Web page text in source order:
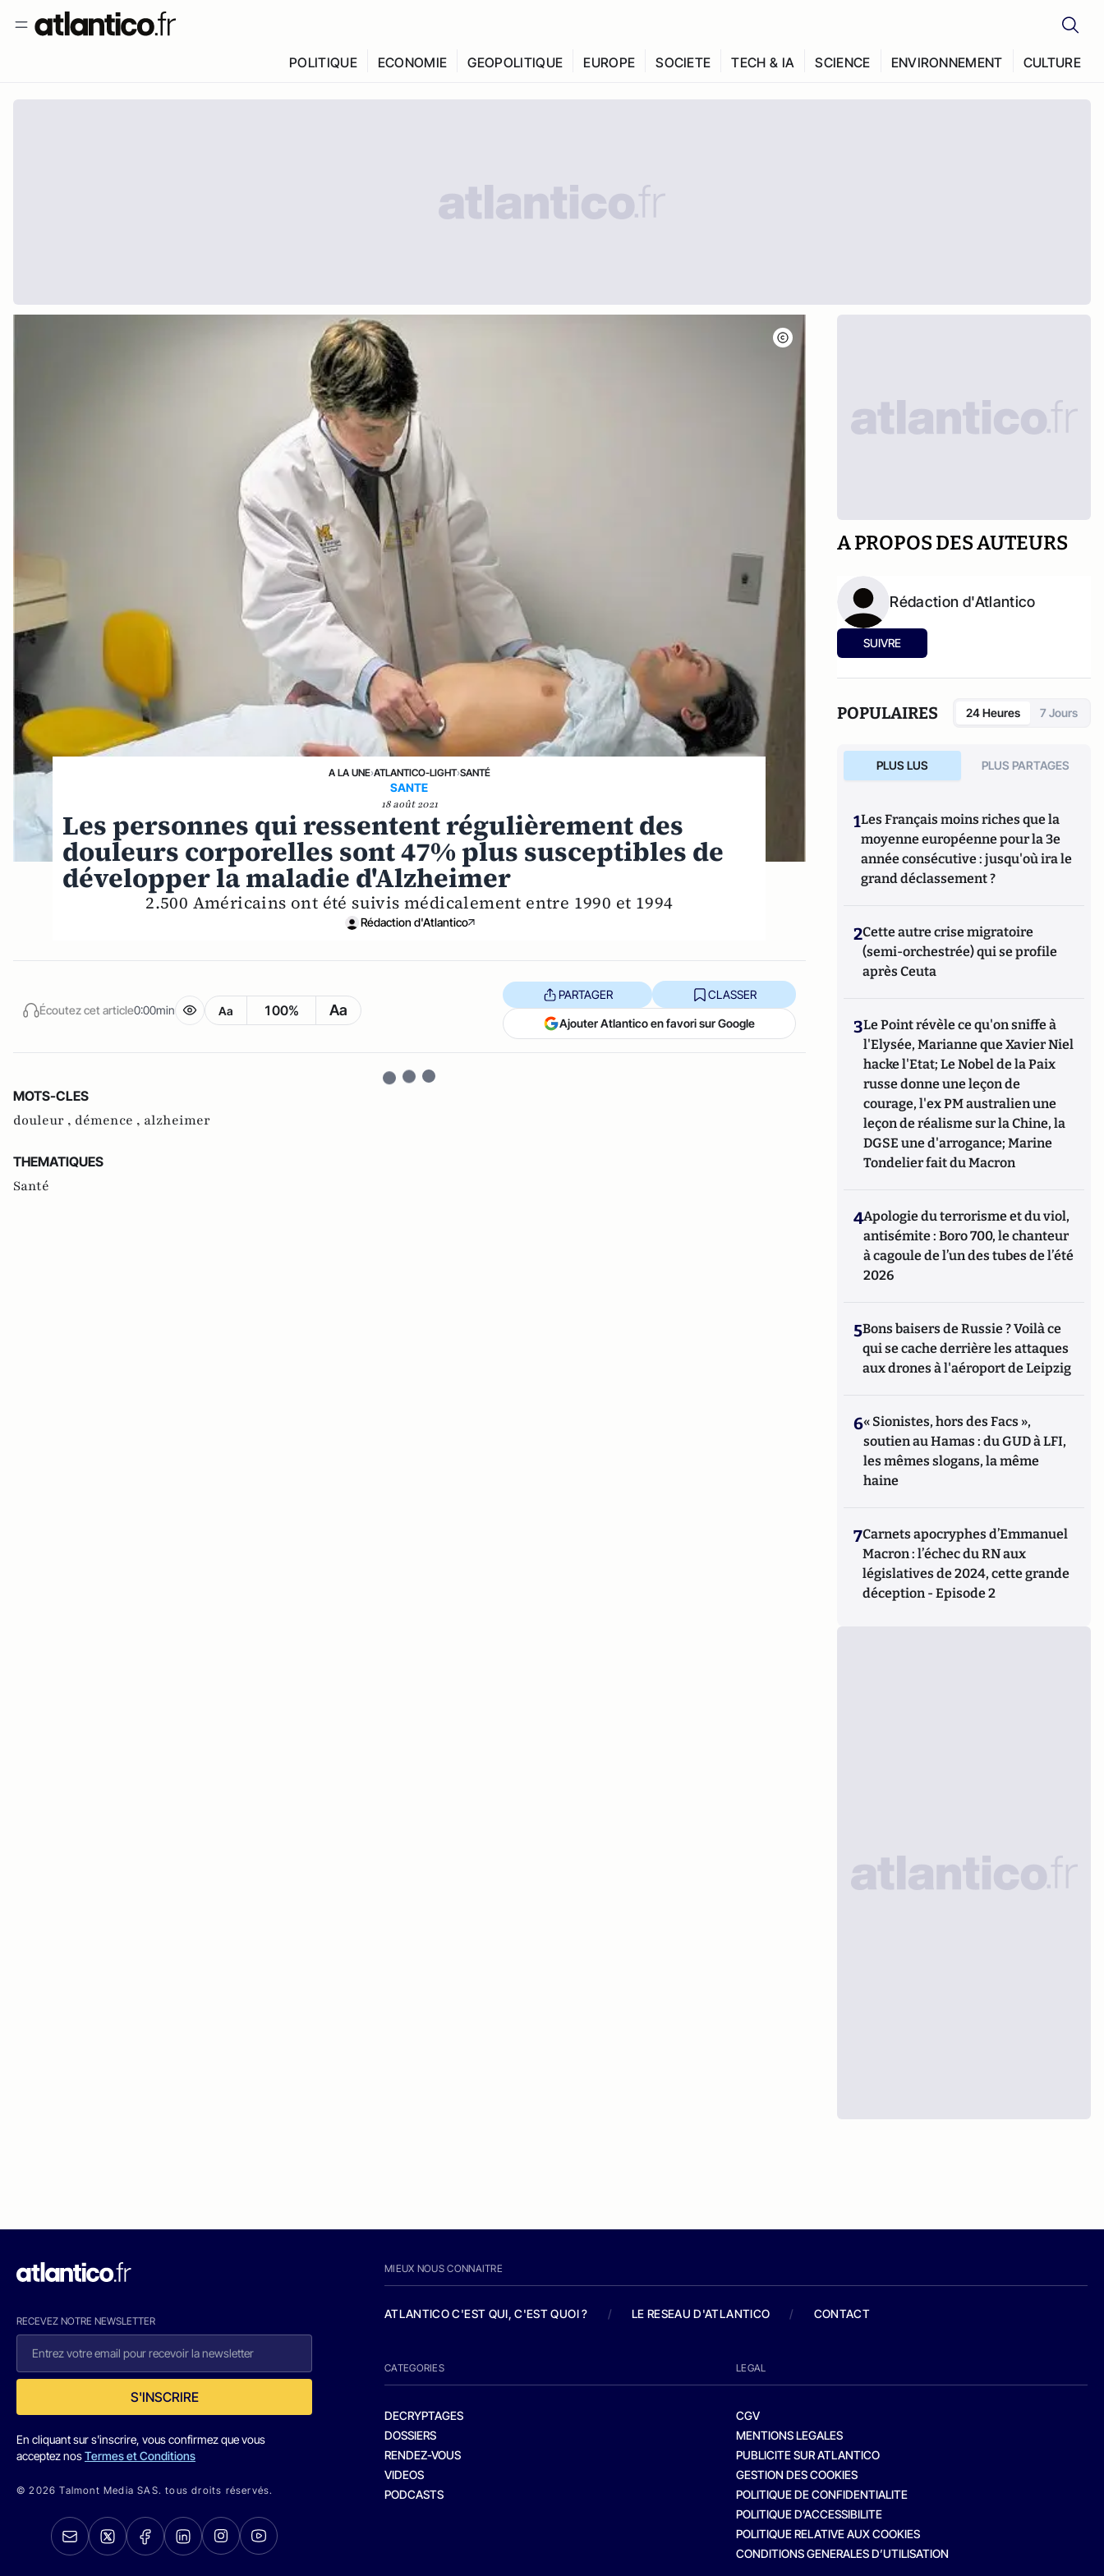
POLITIQUE ECONOMIE GEOPOLITIQUE EUROPE SOCIETE TECH & IA SCIENCE ENVIRONNEMENT CULTURE
A LA UNE›ATLANTICO-LIGHT›SANTÉ
SANTE
18 août 2021
Les personnes qui ressentent régulièrement des
douleurs corporelles sont 47% plus susceptibles de
développer la maladie d'Alzheimer
2.500 Américains ont été suivis médicalement entre 1990 et 1994
Rédaction d'Atlantico
Écoutez cet article0:00min Aa 100% Aa
PARTAGER CLASSER
Ajouter Atlantico en favori sur Google
MOTS-CLES
douleur , démence , alzheimer
THEMATIQUES
Santé
A PROPOS DES AUTEURS
Rédaction d'Atlantico
SUIVRE
POPULAIRES 24 Heures 7 Jours
PLUS LUS PLUS PARTAGES
1Les Français moins riches que la
moyenne européenne pour la 3e
année consécutive : jusqu'où ira le
grand déclassement ?
2Cette autre crise migratoire
(semi-orchestrée) qui se profile
après Ceuta
3Le Point révèle ce qu'on sniffe à
l'Elysée, Marianne que Xavier Niel
hacke l'Etat; Le Nobel de la Paix
russe donne une leçon de
courage, l'ex PM australien une
leçon de réalisme sur la Chine, la
DGSE une d'arrogance; Marine
Tondelier fait du Macron
4Apologie du terrorisme et du viol,
antisémite : Boro 700, le chanteur
à cagoule de l’un des tubes de l’été
2026
5Bons baisers de Russie ? Voilà ce
qui se cache derrière les attaques
aux drones à l'aéroport de Leipzig
6« Sionistes, hors des Facs »,
soutien au Hamas : du GUD à LFI,
les mêmes slogans, la même
haine
7Carnets apocryphes d’Emmanuel
Macron : l’échec du RN aux
législatives de 2024, cette grande
déception - Episode 2
RECEVEZ NOTRE NEWSLETTER
S'INSCRIRE
En cliquant sur s'inscrire, vous confirmez que vous
acceptez nosTermes et Conditions
© 2026 Talmont Media SAS. tous droits réservés.
MIEUX NOUS CONNAITRE
ATLANTICO C'EST QUI, C'EST QUOI ? / LE RESEAU D'ATLANTICO / CONTACT
CATEGORIES
DECRYPTAGES
DOSSIERS
RENDEZ-VOUS
VIDEOS
PODCASTS
LEGAL
CGV
MENTIONS LEGALES
PUBLICITE SUR ATLANTICO
GESTION DES COOKIES
POLITIQUE DE CONFIDENTIALITE
POLITIQUE D’ACCESSIBILITE
POLITIQUE RELATIVE AUX COOKIES
CONDITIONS GENERALES D’UTILISATION